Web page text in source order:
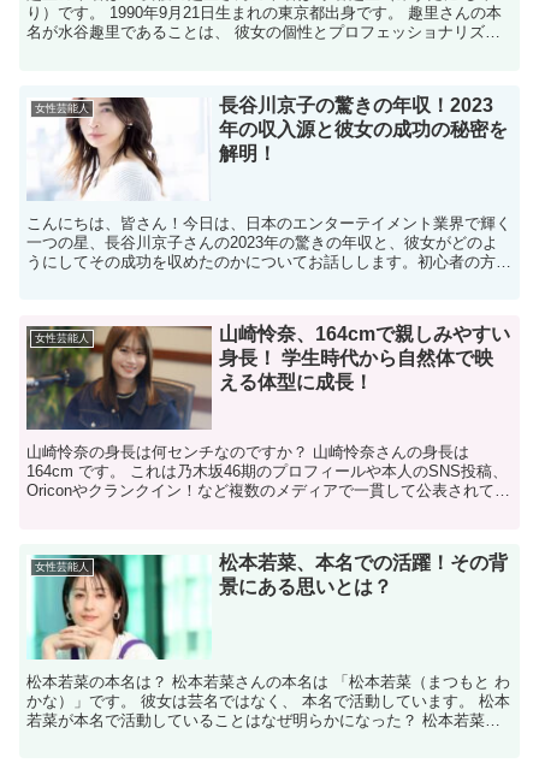
り）です。 1990年9月21日生まれの東京都出身です。 趣里さんの本
名が水谷趣里であることは、 彼女の個性とプロフェッショナリズム
女性芸能人
長谷川京子の驚きの年収！2023
年の収入源と彼女の成功の秘密を
解明！
こんにちは、皆さん！今日は、日本のエンターテイメント業界で輝く
一つの星、長谷川京子さんの2023年の驚きの年収と、彼女がどのよ
うにしてその成功を収めたのかについてお話しします。初心者の方に
女性芸能人
山崎怜奈、164cmで親しみやすい
身長！ 学生時代から自然体で映
える体型に成長！
山崎怜奈の身長は何センチなのですか？ 山崎怜奈さんの身長は
164cm です。 これは乃木坂46期のプロフィールや本人のSNS投稿、
Oriconやクランクイン！など複数のメディアで一貫して公表されてい
女性芸能人
松本若菜、本名での活躍！その背
景にある思いとは？
松本若菜の本名は？ 松本若菜さんの本名は 「松本若菜（まつもと わ
かな）」です。 彼女は芸名ではなく、 本名で活動しています。 松本
若菜が本名で活動していることはなぜ明らかになった？ 松本若菜さ